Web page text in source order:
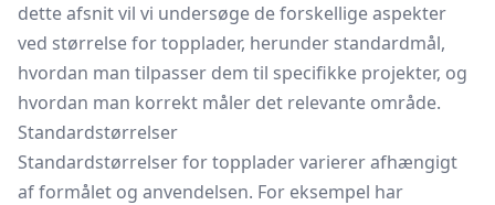
dette afsnit vil vi undersøge de forskellige aspekter
ved størrelse for topplader, herunder standardmål,
hvordan man tilpasser dem til specifikke projekter, og
hvordan man korrekt måler det relevante område.
Standardstørrelser
Standardstørrelser for topplader varierer afhængigt
af formålet og anvendelsen. For eksempel har